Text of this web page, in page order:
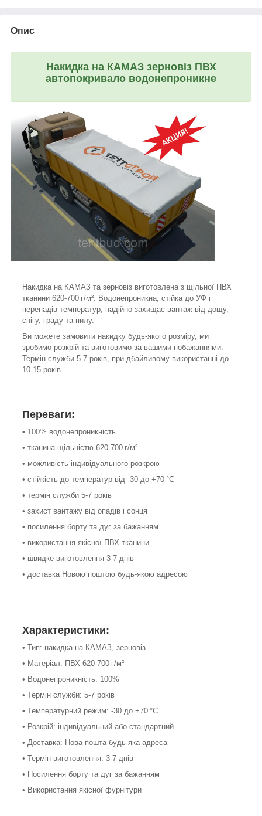
Опис
Накидка на КАМАЗ зерновіз ПВХ
автопокривало водонепроникне
Накидка на КАМАЗ та зерновіз виготовлена з щільної ПВХ
тканини 620-700 г/м². Водонепроникна, стійка до УФ і
перепадів температур, надійно захищає вантаж від дощу,
снігу, граду та пилу.
Ви можете замовити накидку будь-якого розміру, ми
зробимо розкрій та виготовимо за вашими побажаннями.
Термін служби 5-7 років, при дбайливому використанні до
10-15 років.
Переваги:
• 100% водонепроникність
• тканина щільністю 620-700 г/м²
• можливість індивідуального розкрою
• стійкість до температур від -30 до +70 °С
• термін служби 5-7 років
• захист вантажу від опадів і сонця
• посилення борту та дуг за бажанням
• використання якісної ПВХ тканини
• швидке виготовлення 3-7 днів
• доставка Новою поштою будь-якою адресою
Характеристики:
• Тип: накидка на КАМАЗ, зерновіз
• Матеріал: ПВХ 620-700 г/м²
• Водонепроникність: 100%
• Термін служби: 5-7 років
• Температурний режим: -30 до +70 °С
• Розкрій: індивідуальний або стандартний
• Доставка: Нова пошта будь-яка адреса
• Термін виготовлення: 3-7 днів
• Посилення борту та дуг за бажанням
• Використання якісної фурнітури